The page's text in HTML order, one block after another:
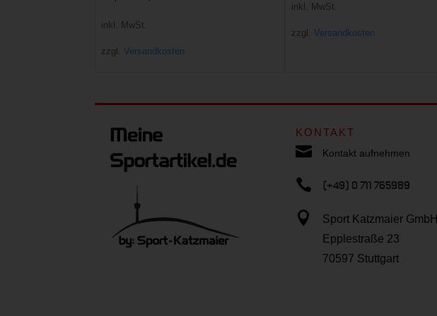
inkl. MwSt.
zzgl.Versandkosten
inkl. MwSt.
zzgl.Versandkosten
KONTAKT
 Kontakt aufnehmen
 (+49) 0 711 765989

Sport Katzmaier GmbH
Epplestraße 23
70597 Stuttgart